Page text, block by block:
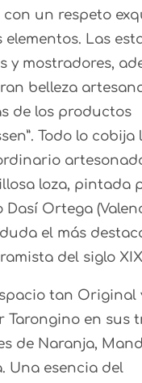
con un respeto
elementos. Las
y mostradores,
belleza
de los productos
Todo lo
loza, pintada
Dasí Ortega
duda el más
del siglo
tan Original
Tarongino en sus
de Naranja,
Una esencia del